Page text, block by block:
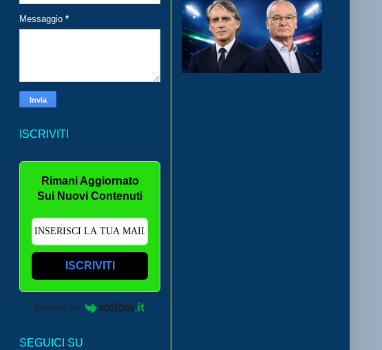
Messaggio *
ISCRIVITI
Rimani Aggiornato
Sui Nuovi Contenuti
ISCRIVITI
Powered by
SEGUICI SU